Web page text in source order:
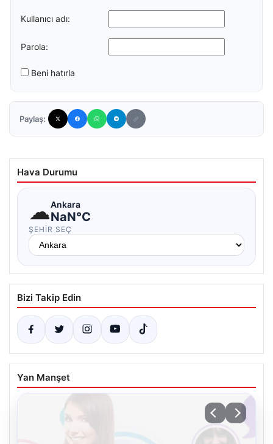
Kullanıcı adı:
Parola:
Beni hatırla
Paylaş:
Hava Durumu
☁Ankara
NaN°C
ŞEHIR SEÇ
Bizi Takip Edin
Yan Manşet